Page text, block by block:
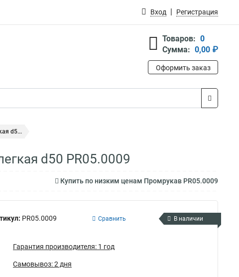
Вход Регистрация
Товаров: 0
Сумма: 0,00 ₽
Оформить заказ
d5...
d50 PR05.0009
Купить по низким ценам Промрукав PR05.0009
PR05.0009 Сравнить В наличии
Гарантия производителя: 1 год
Самовывоз: 2 дня